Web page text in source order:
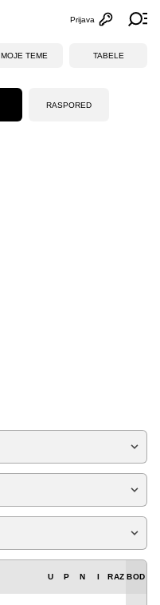
Otvori
Prijava
MOJE TEME TABELE
RASPORED
U P N I RAZ BOD